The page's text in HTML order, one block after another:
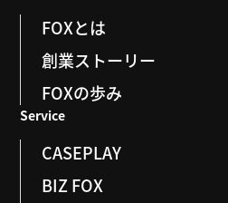
FOXとは
創業ストーリー
FOXの歩み
Service
CASEPLAY
BIZ FOX